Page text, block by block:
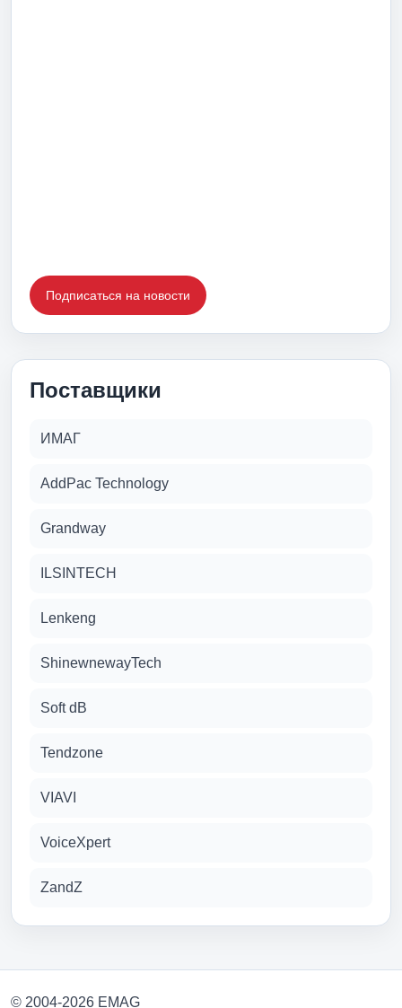
Подписаться на новости
Поставщики
ИМАГ
AddPac Technology
Grandway
ILSINTECH
Lenkeng
ShinewnewayTech
Soft dB
Tendzone
VIAVI
VoiceXpert
ZandZ
© 2004-2026 EMAG